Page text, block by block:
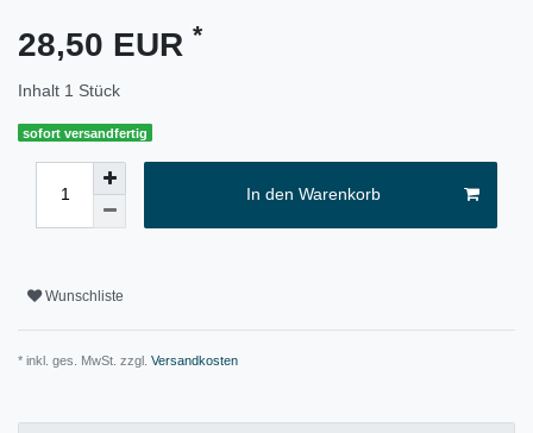
28,50 EUR *
Inhalt 1 Stück
sofort versandfertig
In den Warenkorb
Wunschliste
* inkl. ges. MwSt. zzgl. Versandkosten